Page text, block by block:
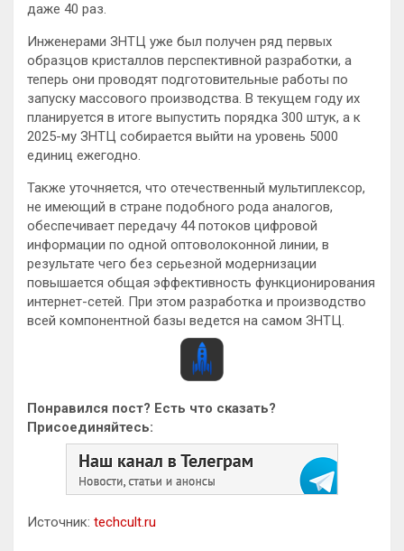
даже 40 раз.
Инженерами ЗНТЦ уже был получен ряд первых
образцов кристаллов перспективной разработки, а
теперь они проводят подготовительные работы по
запуску массового производства. В текущем году их
планируется в итоге выпустить порядка 300 штук, а к
2025-му ЗНТЦ собирается выйти на уровень 5000
единиц ежегодно.
Также уточняется, что отечественный мультиплексор,
не имеющий в стране подобного рода аналогов,
обеспечивает передачу 44 потоков цифровой
информации по одной оптоволоконной линии, в
результате чего без серьезной модернизации
повышается общая эффективность функционирования
интернет-сетей. При этом разработка и производство
всей компонентной базы ведется на самом ЗНТЦ.
Понравился пост? Есть что сказать?
Присоединяйтесь:
Источник: techcult.ru